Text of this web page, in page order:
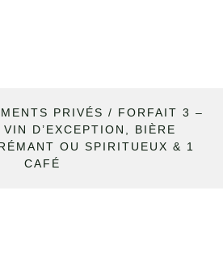
PRIVÉS / FORFAIT 3 –
D’EXCEPTION, BIÈRE
OU SPIRITUEUX & 1
CAFÉ